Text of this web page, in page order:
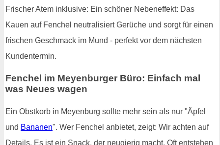
Frischer Atem inklusive: Ein schöner Nebeneffekt: Das
Kauen auf Fenchel neutralisiert Gerüche und sorgt für einen
frischen Geschmack im Mund - perfekt vor dem nächsten
Kundentermin.
Fenchel im Meyenburger Büro: Einfach mal
was Neues wagen
Ein Obstkorb in Meyenburg sollte mehr sein als nur "Äpfel
und Bananen". Wer Fenchel anbietet, zeigt: Wir achten auf
Details. Es ist ein Snack, der neugierig macht. Oft entstehen